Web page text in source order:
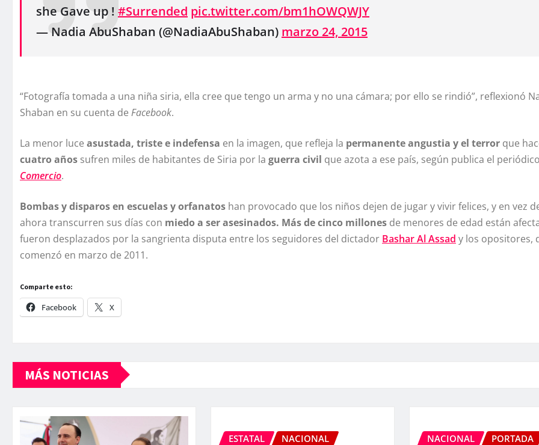
she Gave up ! #Surrended pic.twitter.com/bm1hOWQWJY
— Nadia AbuShaban (@NadiaAbuShaban) marzo 24, 2015
“Fotografí­a tomada a una niña siria, ella cree que tengo un arma y no una cámara; por ello se rindió”, reflexionó
Shaban en su cuenta de Facebook.
La menor luce asustada, triste e indefensa en la imagen, que refleja la permanente angustia y el terror que
cuatro años sufren miles de habitantes de Siria por la guerra civil que azota a ese paí­s, según publica el periódico
Comercio.
Bombas y disparos en escuelas y orfanatos han provocado que los niños dejen de jugar y vivir felices, y en vez
ahora transcurren sus dí­as con miedo a ser asesinados. Más de cinco millones de menores de edad están
fueron desplazados por la sangrienta disputa entre los seguidores del dictador Bashar Al Assad y los opositores,
comenzó en marzo de 2011.
Comparte esto:
Facebook X
MÁS NOTICIAS
ESTATAL
NACIONAL
NACIONAL
PORTADA